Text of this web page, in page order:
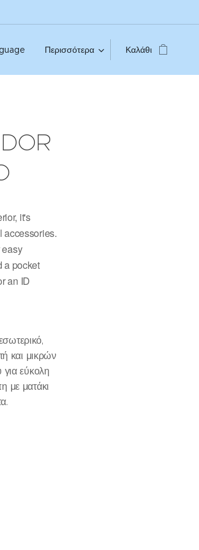
Περισσότερα Καλάθι
it's
accessories.
easy
a pocket
an ID
και μικρών
για εύκολη
με ματάκι